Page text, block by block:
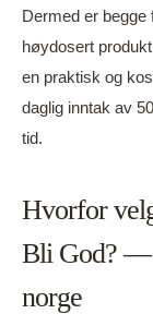
Dermed er begge
høydosert
en praktisk og
daglig inntak av
tid.
Hvorfor
Bli God? —
norge